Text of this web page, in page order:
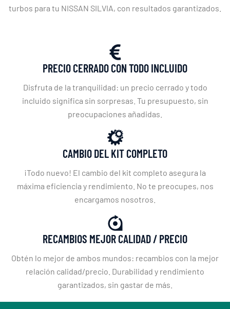
turbos para tu NISSAN SILVIA, con resultados garantizados.
PRECIO CERRADO CON TODO INCLUIDO
Disfruta de la tranquilidad: un precio cerrado y todo
incluido significa sin sorpresas. Tu presupuesto, sin
preocupaciones añadidas.
CAMBIO DEL KIT COMPLETO
¡Todo nuevo! El cambio del kit completo asegura la
máxima eficiencia y rendimiento. No te preocupes, nos
encargamos nosotros.
RECAMBIOS MEJOR CALIDAD / PRECIO
Obtén lo mejor de ambos mundos: recambios con la mejor
relación calidad/precio. Durabilidad y rendimiento
garantizados, sin gastar de más.